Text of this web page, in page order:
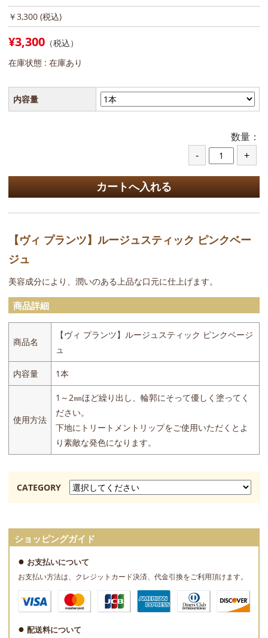
￥3,300 (税込)
¥3,300 （税込）
在庫状態 : 在庫あり
内容量
数量：
【ヴィ プランツ】ルージュスティック ピンクベー
ジュ
美容成分により、潤いのある上品な口元に仕上げます。
商品詳細
商品名
【ヴィ プランツ】ルージュスティック ピンクベージ
ュ
内容量 1本
使用方法
1～2㎜ほど繰り出し、輪郭にそって優しく塗ってく
ださい。
下地にトリートメントリップをご使用いただくとよ
り素敵な発色になります。
CATEGORY
ショッピングガイド
お支払いについて
お支払い方法は、クレジットカード決済、代金引換をご利用頂けます。
配送料について